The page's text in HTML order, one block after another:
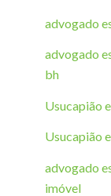
advogado
advogado
bh
Usucapião
Usucapião
advogado
imóvel